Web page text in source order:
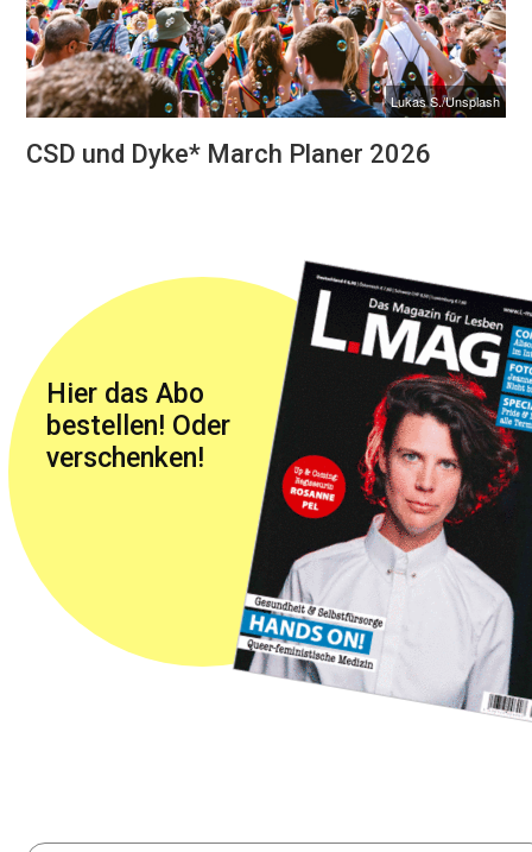
Lukas S./Unsplash
CSD und Dyke* March Planer 2026
Hier das Abo
bestellen! Oder
verschenken!